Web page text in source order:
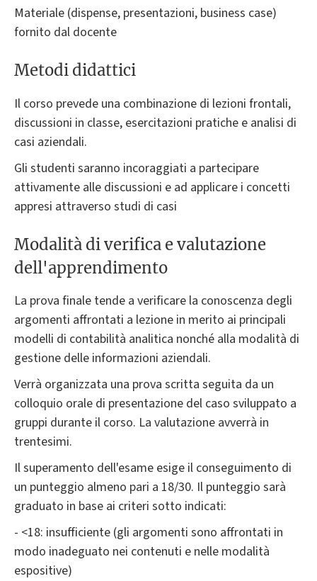
Materiale (dispense, presentazioni, business case)
fornito dal docente
Metodi didattici
Il corso prevede una combinazione di lezioni frontali,
discussioni in classe, esercitazioni pratiche e analisi di
casi aziendali.
Gli studenti saranno incoraggiati a partecipare
attivamente alle discussioni e ad applicare i concetti
appresi attraverso studi di casi
Modalità di verifica e valutazione
dell'apprendimento
La prova finale tende a verificare la conoscenza degli
argomenti affrontati a lezione in merito ai principali
modelli di contabilità analitica nonché alla modalità di
gestione delle informazioni aziendali.
Verrà organizzata una prova scritta seguita da un
colloquio orale di presentazione del caso sviluppato a
gruppi durante il corso. La valutazione avverrà in
trentesimi.
Il superamento dell'esame esige il conseguimento di
un punteggio almeno pari a 18/30. Il punteggio sarà
graduato in base ai criteri sotto indicati:
- <18: insufficiente (gli argomenti sono affrontati in
modo inadeguato nei contenuti e nelle modalità
espositive)